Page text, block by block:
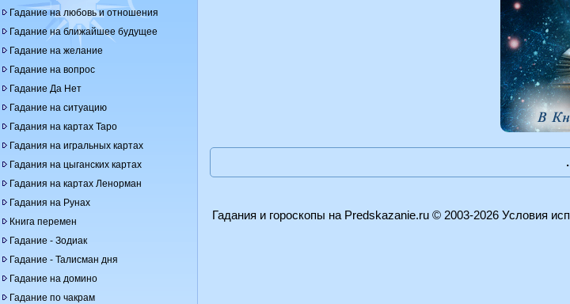
Гадание на любовь и отношения
Гадание на ближайшее будущее
Гадание на желание
Гадание на вопрос
Гадание Да Нет
Гадание на ситуацию
Гадания на картах Таро
Гадания на игральных картах
Гадания на цыганских картах
Гадания на картах Ленорман
Гадания на Рунах
Книга перемен
Гадание - Зодиак
Гадание - Талисман дня
Гадание на домино
Гадание по чакрам
Гадания и гороскопы на Predskazanie.ru© 2003-2026 Условия